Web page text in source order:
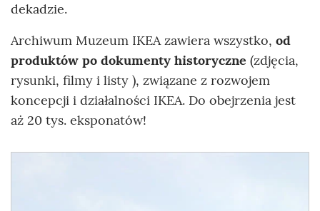
dekadzie.
Archiwum Muzeum IKEA zawiera wszystko, od
produktów po dokumenty historyczne (zdjęcia,
rysunki, filmy i listy ), związane z rozwojem
koncepcji i działalności IKEA. Do obejrzenia jest
aż 20 tys. eksponatów!